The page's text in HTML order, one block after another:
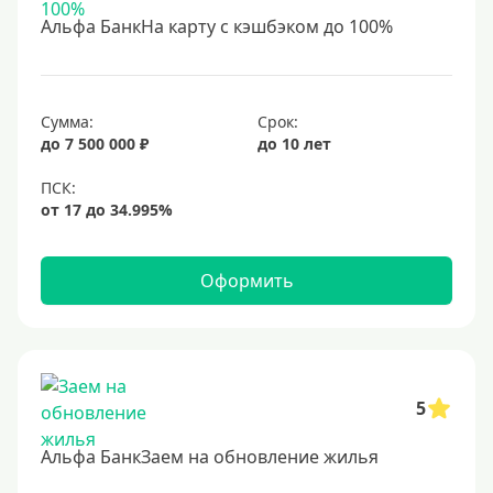
С 18 лет
С 21 года
С 22 лет
С 23 лет
В декрете
Без обеспечения
Без залога
В банке под залог
Альфа БанкНа карту с кэшбэком до 100%
Сумма:
до 7 500 000 ₽
Срок:
до 10 лет
Оформить
5
Альфа БанкЗаем на обновление жилья